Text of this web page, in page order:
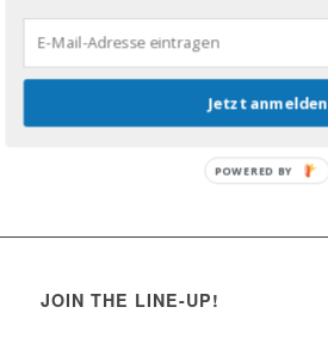
JOIN THE LINE-UP!
Jetzt anmelden
POWERED BY